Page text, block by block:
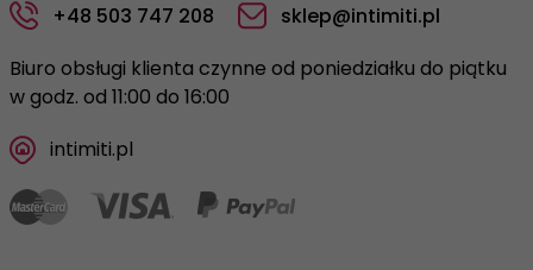
+48 503 747 208
sklep@intimiti.pl
Biuro obsługi klienta czynne od poniedziałku do piątku
w godz. od 11:00 do 16:00
intimiti.pl